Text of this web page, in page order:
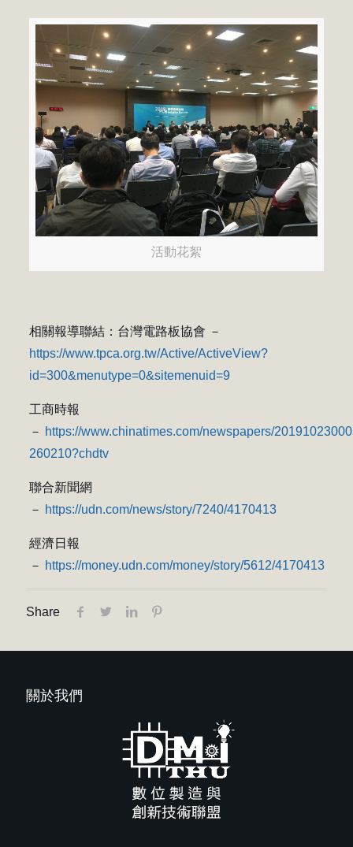
活動花絮
相關報導聯結：台灣電路板協會 －
https://www.tpca.org.tw/Active/ActiveView?
id=300&menutype=0&sitemenuid=9
工商時報
－ https://www.chinatimes.com/newspapers/
260210?chdtv
聯合新聞網
－ https://udn.com/news/story/7240/4170413
經濟日報
－ https://money.udn.com/money/story/5612/4170413
Share
關於我們